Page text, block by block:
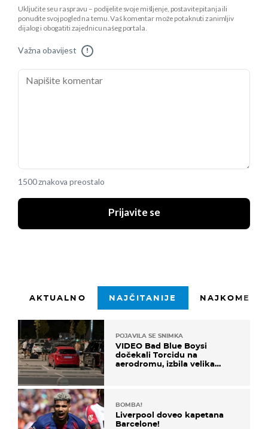
Uključite se u raspravu – podijelite svoje mišljenje, postavite pitanja ili
ponudite svoj pogled na temu. Vaš komentar može potaknuti zanimljiv
dijalog i obogatiti zajednicu našeg portala.
Važna obavijest !
1500 znakova preostalo
Prijavite se
AKTUALNO NAJČITANIJE
POJAVILA SE SNIMKA
VIDEO Bad Blue Boysi
dočekali Torcidu na
aerodromu, izbila velika
BOMBA!
Liverpool doveo kapetana
Barcelone!